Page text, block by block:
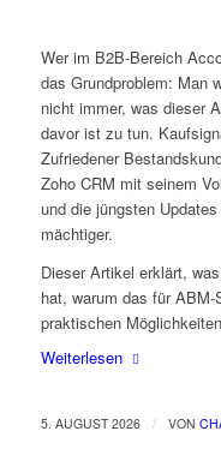
Wer im B2B-Bereich
das Grundproblem: Man
nicht immer, was dieser
davor ist zu tun.
Zufriedener
Zoho CRM mit seinem
und die jüngsten
mächtiger.
Dieser Artikel erklärt,
hat, warum das für
praktischen
Weiterlesen
5. AUGUST 2026 / VON